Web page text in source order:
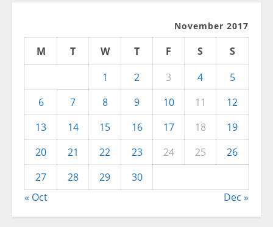
November 2017
M T W T F S
S
1
2 3 4
5
6
7 8 9 10 11
12
13
14 15 16 17 18
19
20
21 22 23 24 25
26
27
28 29
30
« Oct
Dec »